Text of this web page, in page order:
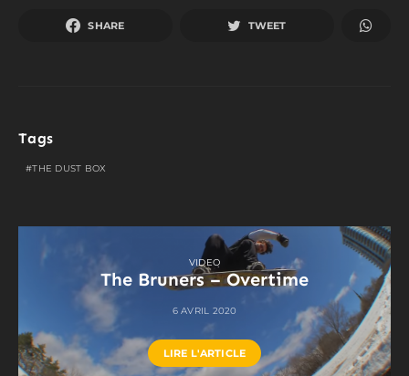
SHARE TWEET
Tags
THE DUST BOX
VIDEO
The Bruners – Overtime
6 AVRIL 2020
LIRE L'ARTICLE